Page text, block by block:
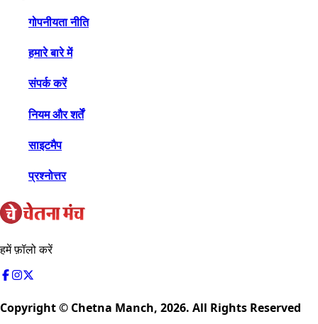
गोपनीयता नीति
हमारे बारे में
संपर्क करें
नियम और शर्तें
साइटमैप
प्रश्नोत्तर
हमें फ़ॉलो करें
Copyright © Chetna Manch, 2026. All Rights Reserved